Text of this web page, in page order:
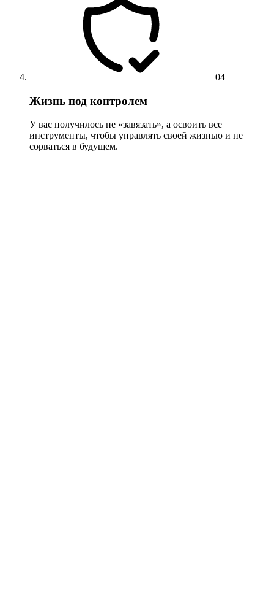
04
Жизнь под контролем
У вас получилось не «завязать», а освоить все
инструменты, чтобы управлять своей жизнью и не
сорваться в будущем.